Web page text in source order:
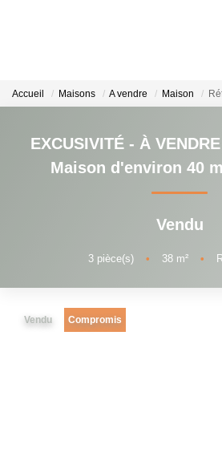
En Viager
A La Location
VENDRE
Accueil Maisons A vendre Maison
EXCUSIVITÉ - À
Maison d'environ 40
Vendu
3 pièce(s) • 38 m² •
Vendu Compromis